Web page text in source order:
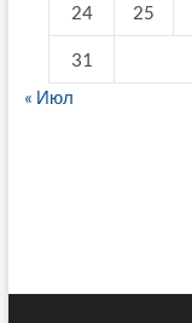
24 25
31
« Июл